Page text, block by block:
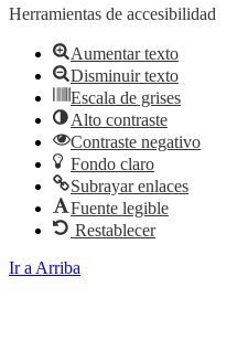
Herramientas de accesibilidad
Aumentar texto
Disminuir texto
Escala de grises
Alto contraste
Contraste negativo
Fondo claro
Subrayar enlaces
Fuente legible
Restablecer
Ir a Arriba